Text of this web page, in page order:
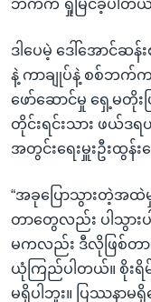
ဘက်က ရှုမြင်ခဲ့ပါတယ်
ဒါပေမဲ့ ဒေါ်အောင်
နဲ့ ကာချုပ်နဲ့ စစ်ဘက်ကအ
ဖော်ဆောင်မှု ရှေ့မတို
တိုင်းရင်းသား ဖယ်
အတွင်းရေးမှူးဦးထွန်
“အခုပြောသွားတဲ့အထဲ
တာတွေလည်း ပါသွာ
မကလည်း ဒီလိုဖြစ်တာ
ယုံကြည်ပါတယ်။ စိုးရိမ်
မရှိပါဘူး။ ပြဿနာမ